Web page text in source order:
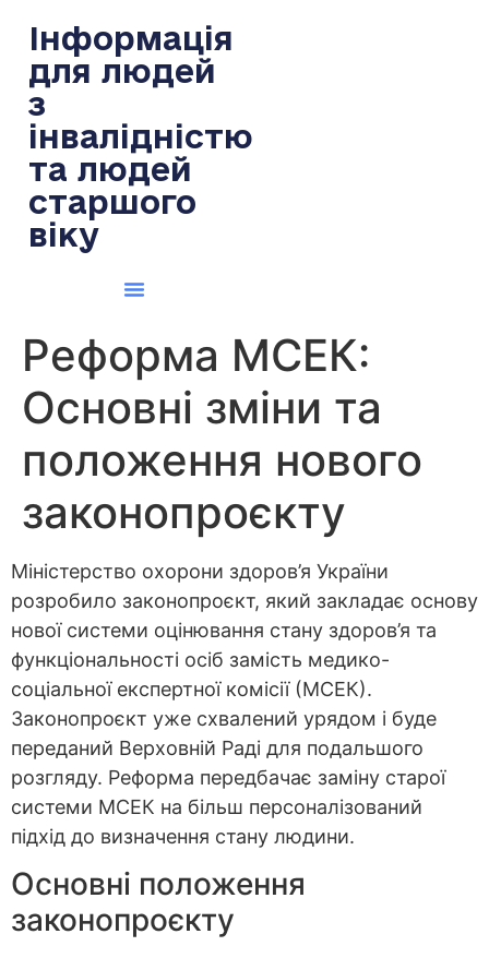
Інформація
для людей
з
інвалідністю
та людей
старшого
віку
Реформа МСЕК:
Основні зміни та
положення нового
законопроєкту
Міністерство охорони здоров’я України
розробило законопроєкт, який закладає основу
нової системи оцінювання стану здоров’я та
функціональності осіб замість медико-
соціальної експертної комісії (МСЕК).
Законопроєкт уже схвалений урядом і буде
переданий Верховній Раді для подальшого
розгляду. Реформа передбачає заміну старої
системи МСЕК на більш персоналізований
підхід до визначення стану людини.
Основні положення
законопроєкту